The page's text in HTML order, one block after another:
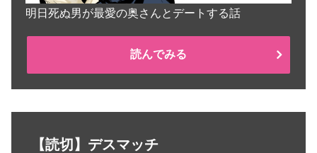
明日死ぬ男が最愛の奥さんとデートする話
読んでみる
【読切】デスマッチ